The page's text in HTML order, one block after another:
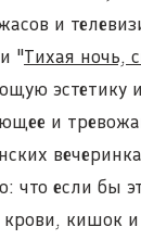
и
"Тихая ночь,
эстетику
и
что если бы
кишок и